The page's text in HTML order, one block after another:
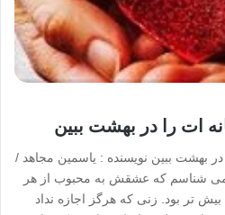
ات را در بهشت ببین
بهشت ببین نویسنده : یاسمین مجاهد /
شناسم که عشقش به محبوب از هر
تر بود. زنی که هرگز اجازه نداد